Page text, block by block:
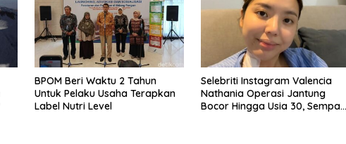
BPOM Beri Waktu 2 Tahun
Untuk Pelaku Usaha Terapkan
Label Nutri Level
Selebriti Instagram Valencia
Nathania Operasi Jantung
Bocor Hingga Usia 30, Sempat